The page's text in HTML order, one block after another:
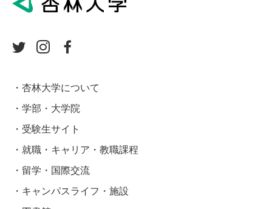
杏林大学について
学部・大学院
受験生サイト
就職・キャリア・教職課程
留学・国際交流
キャンパスライフ・施設